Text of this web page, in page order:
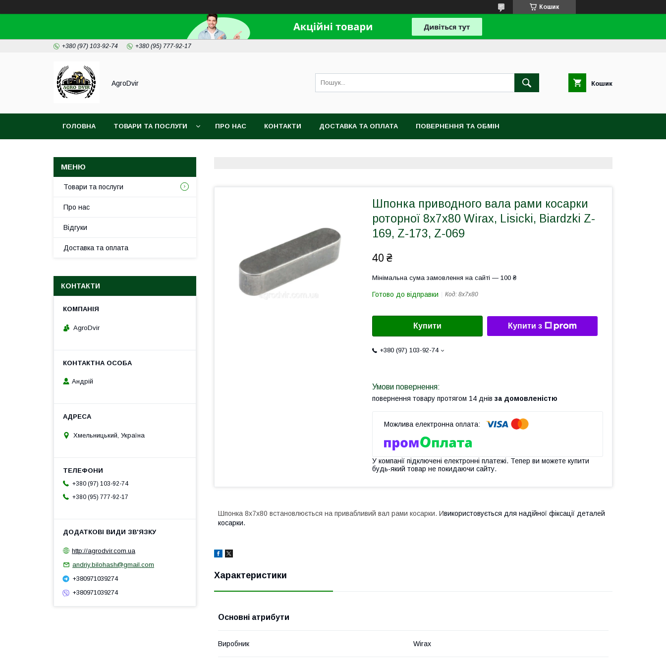
Кошик
+380 (97) 103-92-74 +380 (95) 777-92-17
AgroDvir Кошик
ГОЛОВНА ТОВАРИ ТА ПОСЛУГИ ПРО НАС КОНТАКТИ ДОСТАВКА ТА ОПЛАТА ПОВЕРНЕННЯ ТА ОБМІН
Шпонка приводного вала рами косарки
роторної 8х7х80 Wirax, Lisicki, Biardzki Z-
169, Z-173, Z-069
40 ₴
Мінімальна сума замовлення на сайті — 100 ₴
Готово до відправки Код: 8х7х80
Купити Купити з
+380 (97) 103-92-74
повернення товару протягом 14 днів за домовленістю
У компанії підключені електронні платежі. Тепер ви можете купити
будь-який товар не покидаючи сайту.
Шпонка 8х7х80 встановлюється на привабливий вал рами косарки. Ивикористовується для надійної фіксації деталей
косарки.
Характеристики
Основні атрибути
Виробник Wirax
Товари та послуги
Про нас
Відгуки
Доставка та оплата
КОНТАКТИ
AgroDvir
Андрій
Хмельницький, Україна
+380 (97) 103-92-74
+380 (95) 777-92-17
http://agrodvir.com.ua
andriy.bilohash@gmail.com
+380971039274
+380971039274